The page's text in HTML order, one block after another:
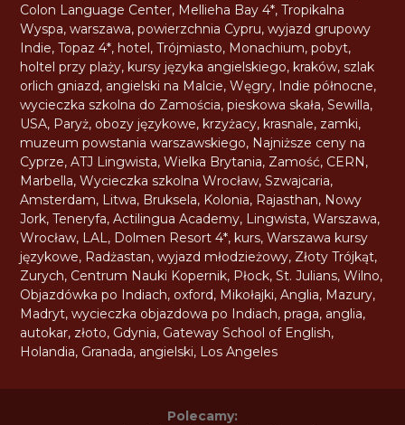
Colon Language Center, Mellieha Bay 4*,Tropikalna
Wyspa,warszawa,powierzchnia Cypru,wyjazd grupowy
Indie,Topaz 4*, hotel,Trójmiasto, Monachium,pobyt,
holtel przy plaży, kursy języka angielskiego, kraków,szlak
orlich gniazd, angielski na Malcie,Węgry, Indie północne,
wycieczka szkolna do Zamościa,pieskowa skała,Sewilla,
USA, Paryż, obozy językowe, krzyżacy, krasnale, zamki,
muzeum powstania warszawskiego, Najniższe ceny na
Cyprze,ATJ Lingwista,Wielka Brytania, Zamość, CERN,
Marbella,Wycieczka szkolna Wrocław,Szwajcaria,
Amsterdam, Litwa, Bruksela, Kolonia, Rajasthan, Nowy
Jork,Teneryfa,Actilingua Academy, Lingwista,Warszawa,
Wrocław, LAL, Dolmen Resort 4*, kurs,Warszawa kursy
językowe, Radżastan,wyjazd młodzieżowy, Złoty Trójkąt,
Zurych, Centrum Nauki Kopernik, Płock,St. Julians,Wilno,
Objazdówka po Indiach, oxford, Mikołajki,Anglia, Mazury,
Madryt,wycieczka objazdowa po Indiach,praga, anglia,
autokar, złoto, Gdynia, Gateway School of English,
Holandia, Granada, angielski, Los Angeles
Polecamy: